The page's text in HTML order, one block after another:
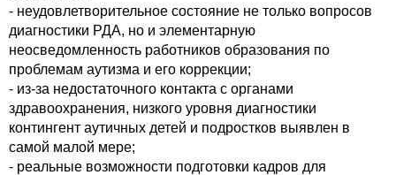
- неудовлетворительное состояние не только вопросов
диагностики РДА, но и элементарную
неосведомленность работников образования по
проблемам аутизма и его коррекции;
- из-за недостаточного контакта с органами
здравоохранения, низкого уровня диагностики
контингент аутичных детей и подростков выявлен в
самой малой мере;
- реальные возможности подготовки кадров для